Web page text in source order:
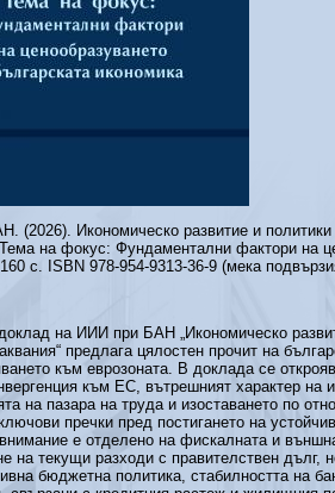
(2026). Икономическо развитие и
на фокус: Фундаментални фактори на
с. ISBN 978-954-9313-36-9 (мека
на ИИИ при БАН „Икономическо
предлага цялостен прочит на
към еврозоната. В доклада се
към ЕС, вътрешният характер на
на пазара на труда и изоставането по
пречки пред постигането на
е отделено на фискалната и
на текущи разходи с правителствен дълг,
бюджетна политика, стабилността на